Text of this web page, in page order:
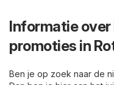
Informatie
promoties in
Ben je op zoek naar de